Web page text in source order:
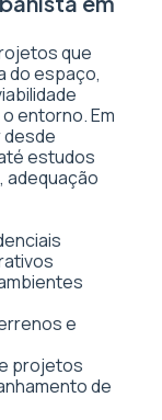
que
do espaço,
entorno. Em
desde
estudos
adequação
e
projetos
de